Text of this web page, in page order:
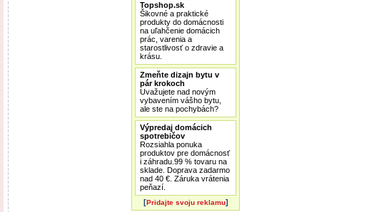
Topshop.sk
Šikovné a praktické
produkty do domácnosti
na uľahčenie domácich
prác, varenia a
starostlivosť o zdravie a
krásu.
Zmeňte dizajn bytu v
pár krokoch
Uvažujete nad novým
vybavením vášho bytu,
ale ste na pochybách?
Výpredaj domácich
spotrebičov
Rozsiahla ponuka
produktov pre domácnosť
i záhradu.99 % tovaru na
sklade. Doprava zadarmo
nad 40 €. Záruka vrátenia
peňazí.
[Pridajte svoju reklamu]